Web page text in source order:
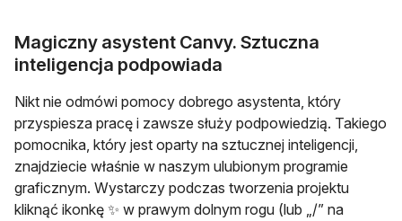
Magiczny asystent Canvy. Sztuczna
inteligencja podpowiada
Nikt nie odmówi pomocy dobrego asystenta, który
przyspiesza pracę i zawsze służy podpowiedzią. Takiego
pomocnika, który jest oparty na sztucznej inteligencji,
znajdziecie właśnie w naszym ulubionym programie
graficznym. Wystarczy podczas tworzenia projektu
kliknąć ikonkę ✨ w prawym dolnym rogu (lub „/” na